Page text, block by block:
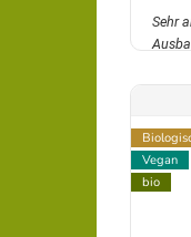
Sehr
Vegan
bio